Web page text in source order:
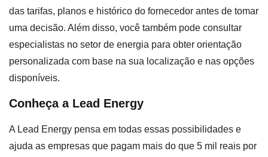
das tarifas, planos e histórico do fornecedor antes de tomar
uma decisão. Além disso, você também pode consultar
especialistas no setor de energia para obter orientação
personalizada com base na sua localização e nas opções
disponíveis.
Conheça a Lead Energy
A Lead Energy pensa em todas essas possibilidades e
ajuda as empresas que pagam mais do que 5 mil reais por